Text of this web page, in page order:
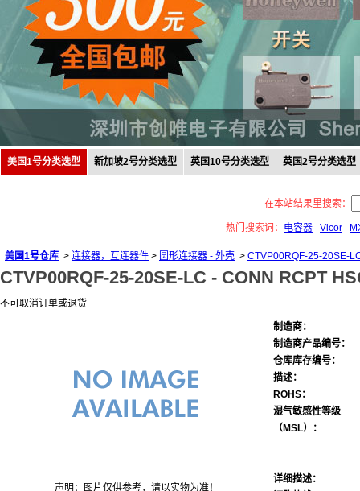
美国1号分类选型 新加坡2号分类选型 英国10号分类选型 英国2号分类选型
在本站结果里搜索：
热门搜索词： 电容器 Vicor
美国1号仓库 > 连接器，互连器件 > 圆形连接器 - 外壳 > CTVP00RQF-25-20SE-
CTVP00RQF-25-20SE-LC - CONN RCPT
不可取消订单或退货
声明：图片仅供参考，请以实物为准！
制造商：
制造商产品编号：
仓库库存编号：
描述：
ROHS：
湿气敏感性等级
（MSL）：
详细描述：